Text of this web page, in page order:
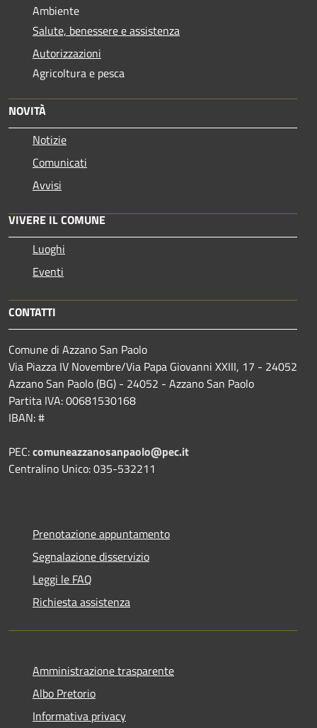
Ambiente
Salute, benessere e assistenza
Autorizzazioni
Agricoltura e pesca
NOVITÀ
Notizie
Comunicati
Avvisi
VIVERE IL COMUNE
Luoghi
Eventi
CONTATTI
Comune di Azzano San Paolo
Via Piazza IV Novembre/Via Papa Giovanni XXIII, 17 - 24052
Azzano San Paolo (BG) - 24052 - Azzano San Paolo
Partita IVA: 00681530168
IBAN: #
PEC:comuneazzanosanpaolo@pec.it
Centralino Unico: 035-532211
Prenotazione appuntamento
Segnalazione disservizio
Leggi le FAQ
Richiesta assistenza
Amministrazione trasparente
Albo Pretorio
Informativa privacy